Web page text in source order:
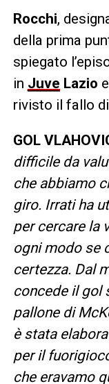
Rocchi,
della prima
spiegato
in Juve Lazio
rivisto il fallo di
GOL
difficile da
che abbiamo
giro. Irrati ha
per cercare la
ogni modo se
certezza. Dal
concede il gol
pallone di
è stata
per il
che eravamo